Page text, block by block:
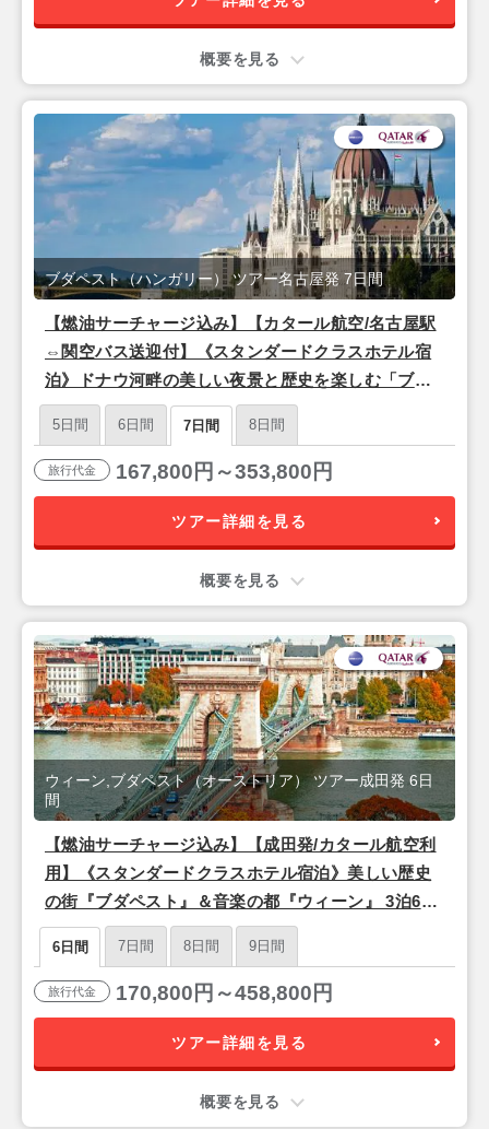
概要を見る
【燃油サーチャージ込み】【カタール航空/名古屋駅
⇔関空バス送迎付】《スタンダードクラスホテル宿
泊》ドナウ河畔の美しい夜景と歴史を楽しむ「ブダ
ペスト」4泊7日
ブダペスト（ハンガリー） ツアー名古屋発 7日間
5日間 6日間 7日間 8日間
旅行代金 167,800円～353,800円
ツアー詳細を見る
概要を見る
【燃油サーチャージ込み】【成田発/カタール航空利
用】《スタンダードクラスホテル宿泊》美しい歴史
の街『ブダペスト』＆音楽の都『ウィーン』 3泊6日
朝食付きフリープラン
ウィーン,ブダペスト（オーストリア） ツアー成田発 6日
間
6日間 7日間 8日間 9日間
旅行代金 170,800円～458,800円
ツアー詳細を見る
概要を見る